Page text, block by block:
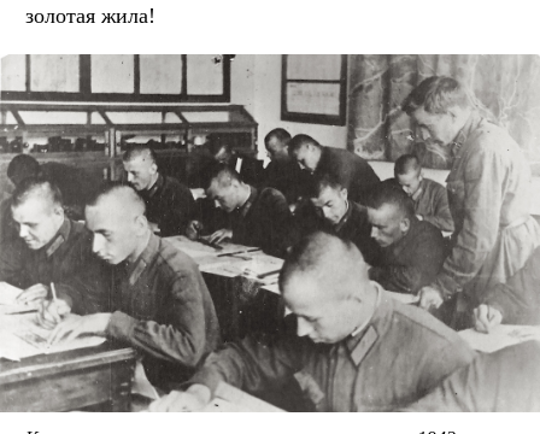
золотая жила!